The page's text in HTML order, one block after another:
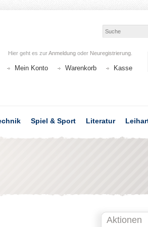
Hier geht es zurAnmeldung oder Neuregistrierung
Mein Konto Warenkorb Kasse
Spiel & Sport Literatur
Aktionen